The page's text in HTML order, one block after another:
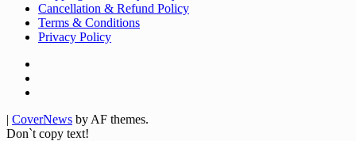
Cancellation & Refund Policy
Terms & Conditions
Privacy Policy
| CoverNews by AF themes.
Don`t copy text!